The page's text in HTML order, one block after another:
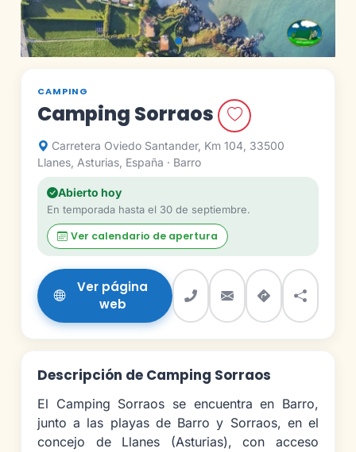
CAMPING
Camping Sorraos
Carretera Oviedo Santander, Km 104, 33500
Llanes, Asturias, España · Barro
Abierto hoy
En temporada hasta el 30 de septiembre.
Ver calendario de apertura
Ver página
web
Descripción de Camping Sorraos
El Camping Sorraos se encuentra en Barro,
junto a las playas de Barro y Sorraos, en el
concejo de Llanes (Asturias), con acceso